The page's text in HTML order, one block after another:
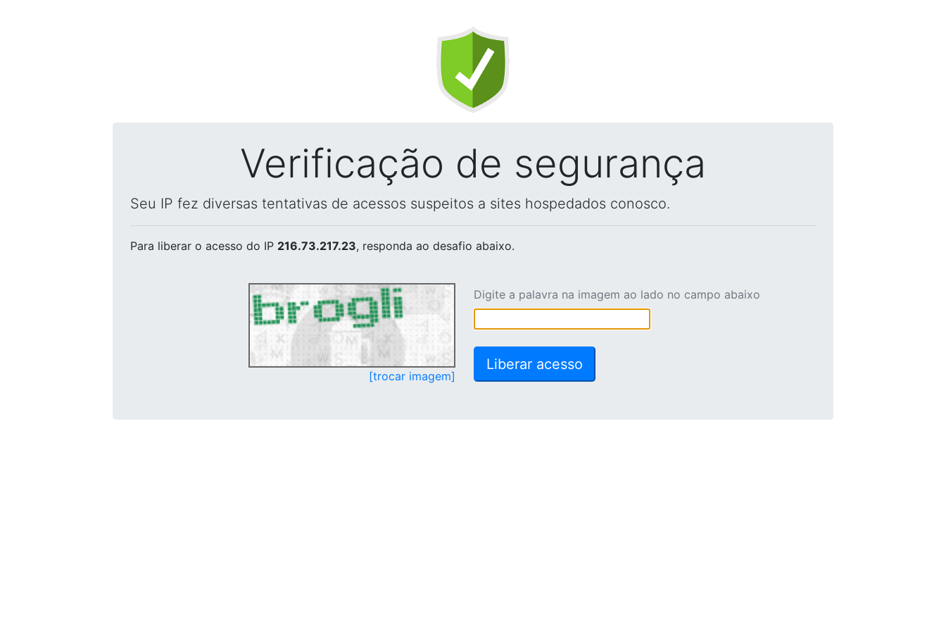
Verificação de segurança
Seu IP fez diversas tentativas de acessos suspeitos a sites hospedados conosco.
Para liberar o acesso do IP 216.73.217.23, responda ao desafio abaixo.
[trocar imagem]
Digite a palavra na imagem ao lado no campo abaixo